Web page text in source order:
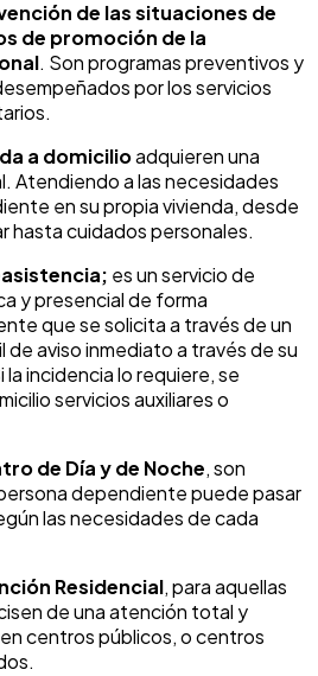
de las situaciones de
de promoción de la
. Son programas preventivos y
por los servicios
a domicilioadquieren una
Atendiendo a las necesidades
en su propia vivienda, desde
hasta cuidados personales.
es un servicio de
y presencial de forma
que se solicita a través de un
aviso inmediato a través de su
incidencia lo requiere, se
servicios auxiliares o
de Día y de Noche, son
dependiente puede pasar
las necesidades de cada
Residencial, para aquellas
de una atención total y
centros públicos, o centros